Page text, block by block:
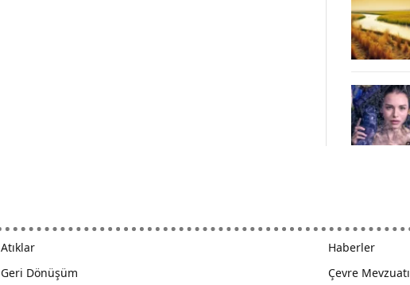
Atıklar
Geri Dönüşüm
Haberler
Çevre Mevzuatı